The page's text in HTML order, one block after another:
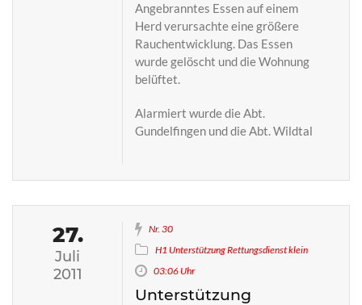
Angebranntes Essen auf einem
Herd verursachte eine größere
Rauchentwicklung. Das Essen
wurde gelöscht und die Wohnung
belüftet.
Alarmiert wurde die Abt.
Gundelfingen und die Abt. Wildtal
27.
Juli
2011
Nr. 30
H1 Unterstützung Rettungsdienst klein
03:06 Uhr
Unterstützung